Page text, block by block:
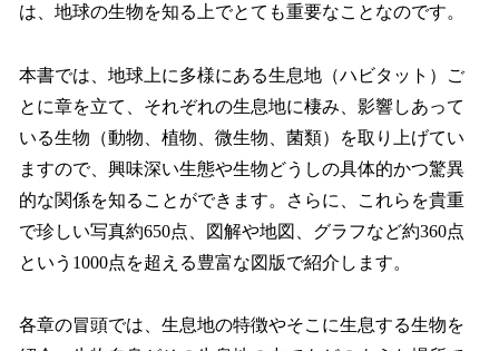
は、地球の生物を知る上でとても重要なことなのです。
本書では、地球上に多様にある生息地（ハビタット）ご
とに章を立て、それぞれの生息地に棲み、影響しあって
いる生物（動物、植物、微生物、菌類）を取り上げてい
ますので、興味深い生態や生物どうしの具体的かつ驚異
的な関係を知ることができます。さらに、これらを貴重
で珍しい写真約650点、図解や地図、グラフなど約360点
という1000点を超える豊富な図版で紹介します。
各章の冒頭では、生息地の特徴やそこに生息する生物を